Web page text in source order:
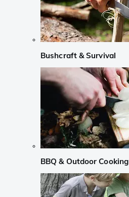
Bushcraft & Survival
BBQ & Outdoor Cooking